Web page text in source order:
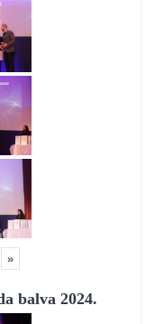
»
balva 2024.